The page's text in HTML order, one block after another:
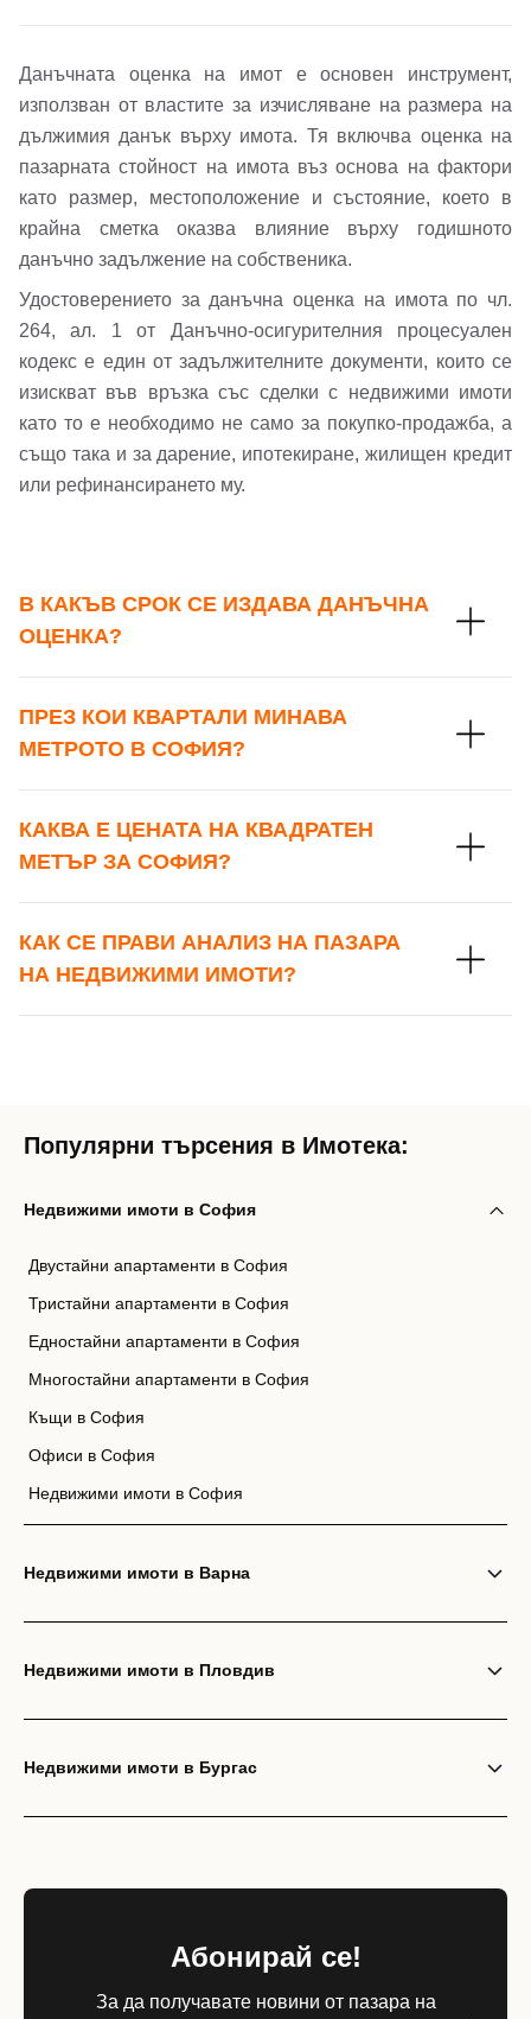
Забравена парола?
Вход
Вход като гост
или използвай профил
Вход с Google
Вход с Facebook
Данъчната оценка на имот е основен инструмент,
използван от властите за изчисляване на размера на
дължимия данък върху имота. Тя включва оценка на
пазарната стойност на имота въз основа на фактори
като размер, местоположение и състояние, което в
крайна сметка оказва влияние върху годишното
данъчно задължение на собственика.
Удостоверението за данъчна оценка на имота по чл.
264, ал. 1 от Данъчно-осигурителния процесуален
кодекс е един от задължителните документи, които се
изискват във връзка със сделки с недвижими имоти
като то е необходимо не само за покупко-продажба, а
също така и за дарение, ипотекиране, жилищен кредит
или рефинансирането му.
В КАКЪВ СРОК СЕ ИЗДАВА ДАНЪЧНА
ОЦЕНКА?
ПРЕЗ КОИ КВАРТАЛИ МИНАВА
МЕТРОТО В СОФИЯ?
КАКВА Е ЦЕНАТА НА КВАДРАТЕН
МЕТЪР ЗА СОФИЯ?
КАК СЕ ПРАВИ АНАЛИЗ НА ПАЗАРА
НА НЕДВИЖИМИ ИМОТИ?
Телефон*
▼
се обадим възможно най-бързо.
Популярни търсения в Имотека:
Недвижими имоти в София
Двустайни апартаменти в София
Тристайни апартаменти в София
Едностайни апартаменти в София
Многостайни апартаменти в София
Къщи в София
Офиси в София
Недвижими имоти в София
Недвижими имоти в Варна
Недвижими имоти в Пловдив
Недвижими имоти в Бургас
Абонирай се!
За да получавате новини от пазара на